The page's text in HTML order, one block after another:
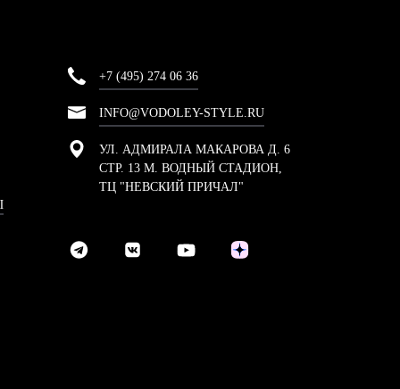
+7 (495) 274 06 36
INFO@VODOLEY-STYLE.RU
УЛ. АДМИРАЛА МАКАРОВА Д. 6
СТР. 13 М. ВОДНЫЙ СТАДИОН,
ТЦ "НЕВСКИЙ ПРИЧАЛ"